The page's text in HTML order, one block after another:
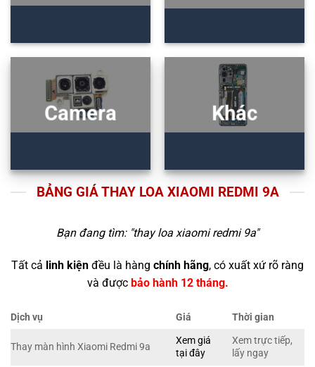
Camera Khác
BẢNG GIÁ THAY LOA XIAOMI REDMI 9A
Bạn đang tìm: "thay loa xiaomi redmi 9a"
Tất cả linh kiện đều là hàng chính hãng, có xuất xứ rõ ràng
và được bảo hành 12 tháng.
Dịch vụ Giá Thời gian
Thay màn hình Xiaomi Redmi 9a
Xem giá
tại đây
Xem trực tiếp,
lấy ngay